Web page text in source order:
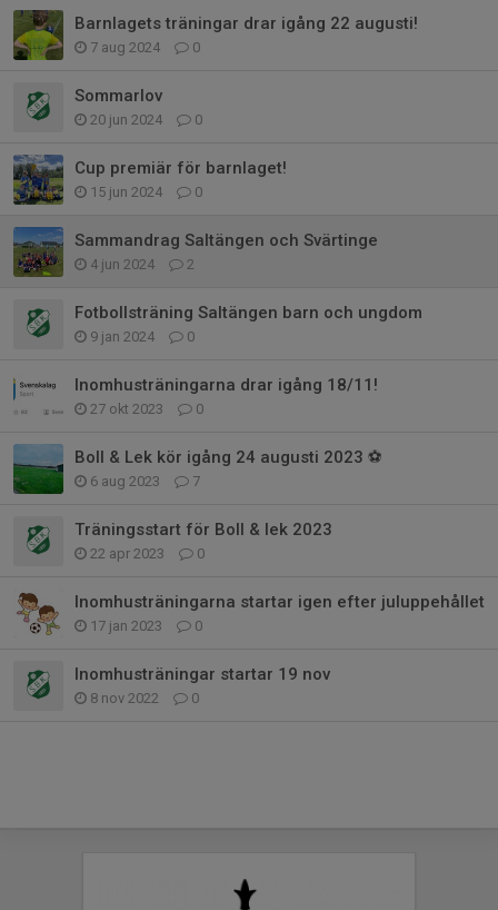
Barnlagets träningar drar igång 22 augusti!
7 aug 2024 0
Sommarlov
20 jun 2024 0
Cup premiär för barnlaget!
15 jun 2024 0
Sammandrag Saltängen och Svärtinge
4 jun 2024 2
Fotbollsträning Saltängen barn och ungdom
9 jan 2024 0
Inomhusträningarna drar igång 18/11!
27 okt 2023 0
Boll & Lek kör igång 24 augusti 2023 ⚽️
6 aug 2023 7
Träningsstart för Boll & lek 2023
22 apr 2023 0
Inomhusträningarna startar igen efter juluppehållet
17 jan 2023 0
Inomhusträningar startar 19 nov
8 nov 2022 0